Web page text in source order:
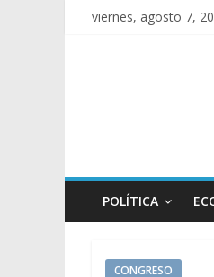
viernes, agosto 7,
POLÍTICA
CONGRESO